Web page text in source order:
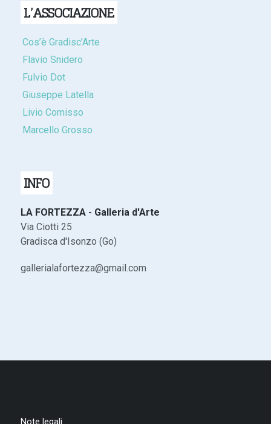
L’ASSOCIAZIONE
Cos’è Gradisc’Arte
Flavio Snidero
Fulvio Dot
Giuseppe Latella
Livio Comisso
Marcello Grosso
INFO
LA FORTEZZA - Galleria d'Arte
Via Ciotti 25
Gradisca d'Isonzo (Go)
gallerialafortezza@gmail.com
Note legali